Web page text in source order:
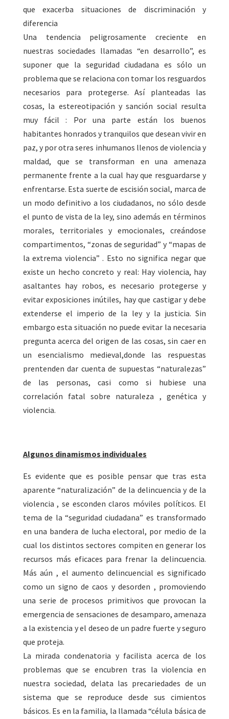
que exacerba situaciones de discriminación y
diferencia
Una tendencia peligrosamente creciente en
nuestras sociedades llamadas “en desarrollo”, es
suponer que la seguridad ciudadana es sólo un
problema que se relaciona con tomar los resguardos
necesarios para protegerse. Así planteadas las
cosas, la estereotipación y sanción social resulta
muy fácil : Por una parte están los buenos
habitantes honrados y tranquilos que desean vivir en
paz, y por otra seres inhumanos llenos de violencia y
maldad, que se transforman en una amenaza
permanente frente a la cual hay que resguardarse y
enfrentarse. Esta suerte de escisión social, marca de
un modo definitivo a los ciudadanos, no sólo desde
el punto de vista de la ley, sino además en términos
morales, territoriales y emocionales, creándose
compartimentos, “zonas de seguridad” y “mapas de
la extrema violencia” . Esto no significa negar que
existe un hecho concreto y real: Hay violencia, hay
asaltantes hay robos, es necesario protegerse y
evitar exposiciones inútiles, hay que castigar y debe
extenderse el imperio de la ley y la justicia. Sin
embargo esta situación no puede evitar la necesaria
pregunta acerca del origen de las cosas, sin caer en
un esencialismo medieval,donde las respuestas
prentenden dar cuenta de supuestas “naturalezas”
de las personas, casi como si hubiese una
correlación fatal sobre naturaleza , genética y
violencia.
Algunos dinamismos individuales
Es evidente que es posible pensar que tras esta
aparente “naturalización” de la delincuencia y de la
violencia , se esconden claros móviles políticos. El
tema de la “seguridad ciudadana” es transformado
en una bandera de lucha electoral, por medio de la
cual los distintos sectores compiten en generar los
recursos más eficaces para frenar la delincuencia.
Más aún , el aumento delincuencial es significado
como un signo de caos y desorden , promoviendo
una serie de procesos primitivos que provocan la
emergencia de sensaciones de desamparo, amenaza
a la existencia y el deseo de un padre fuerte y seguro
que proteja.
La mirada condenatoria y facilista acerca de los
problemas que se encubren tras la violencia en
nuestra sociedad, delata las precariedades de un
sistema que se reproduce desde sus cimientos
básicos. Es en la familia, la llamada “célula básica de